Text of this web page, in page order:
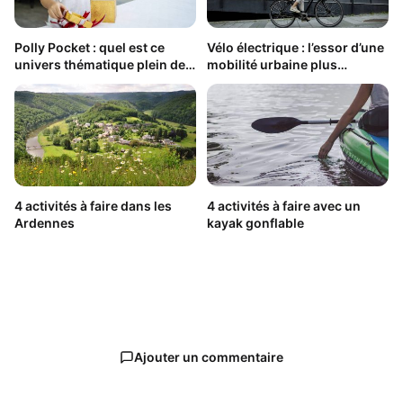
Polly Pocket : quel est ce
univers thématique plein de
surprises ?
Vélo électrique : l’essor d’une
mobilité urbaine plus
écologique
4 activités à faire dans les
Ardennes
4 activités à faire avec un
kayak gonflable
Ajouter un commentaire